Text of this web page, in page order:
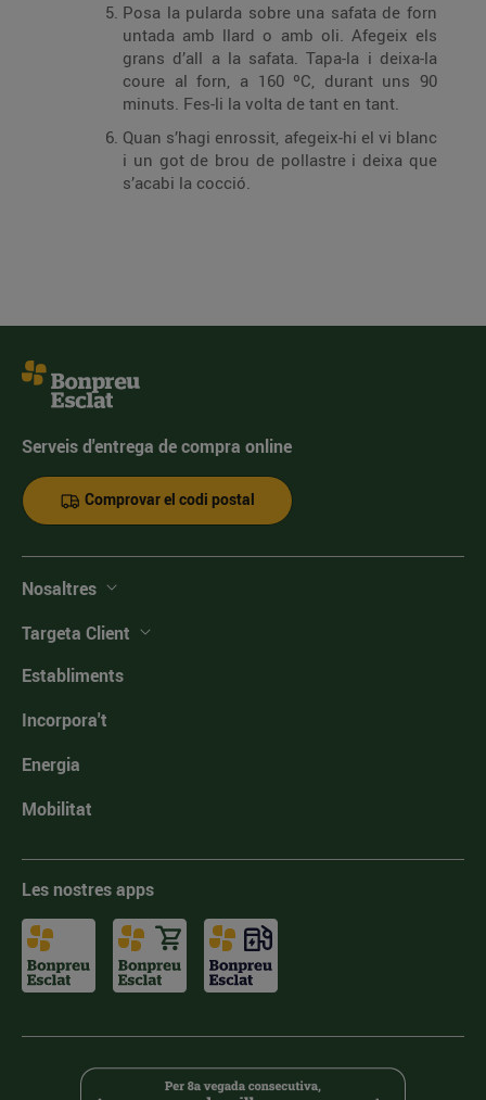
Posa la pularda sobre una safata de forn
untada amb llard o amb oli. Afegeix els
grans d’all a la safata. Tapa-la i deixa-la
coure al forn, a 160 ºC, durant uns 90
minuts. Fes-li la volta de tant en tant.
Quan s’hagi enrossit, afegeix-hi el vi blanc
i un got de brou de pollastre i deixa que
s’acabi la cocció.
Serveis d'entrega de compra online
Comprovar el codi postal
Nosaltres
Targeta Client
Establiments
Incorpora't
Energia
Mobilitat
Les nostres apps